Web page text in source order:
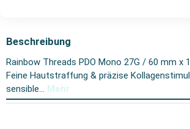
Beschreibung
Rainbow Threads PDO Mono 27G / 60 mm x
Feine Hautstraffung & präzise
sensible… Mehr